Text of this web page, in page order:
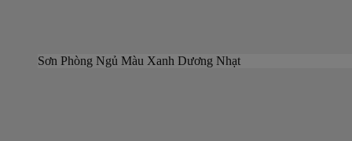
Sơn Phòng Ngủ Màu Xanh Dương Nhạt